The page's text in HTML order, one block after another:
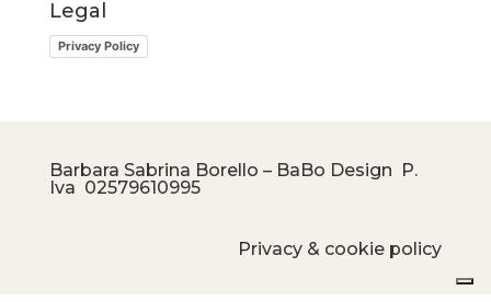
Legal
Privacy Policy
Barbara Sabrina Borello – BaBo Design P.
Iva 02579610995
Privacy & cookie policy